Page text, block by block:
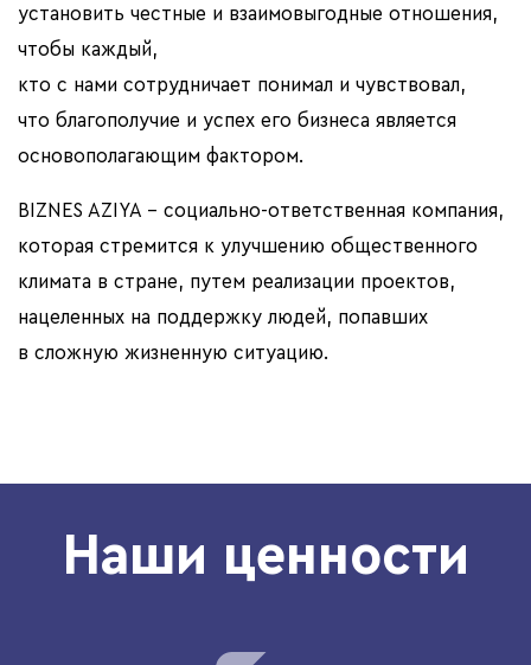
установить честные и взаимовыгодные отношения,
чтобы каждый,
кто с нами сотрудничает понимал и чувствовал,
что благополучие и успех его бизнеса является
основополагающим фактором.
BIZNES AZIYA – социально-ответственная компания,
которая стремится к улучшению общественного
климата в стране, путем реализации проектов,
нацеленных на поддержку людей, попавших
в сложную жизненную ситуацию.
Наши ценности